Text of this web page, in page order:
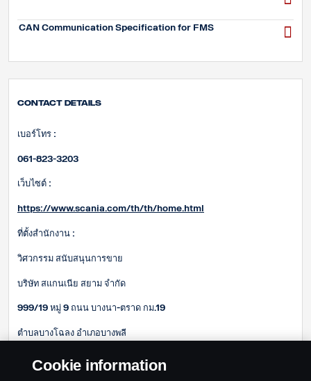
CAN Communication Specification for FMS
Contact Details
เบอร์โทร :
061-823-3203
เว็บไซต์ :
https://www.scania.com/th/th/home.html
ที่ตั้งสำนักงาน :
วิศวกรรม สนับสนุนการขาย
บริษัท สแกนเนีย สยาม จำกัด
999/19 หมู่ 9 ถนน บางนา-ตราด กม.19
ตำบลบางโฉลง อำเภอบางพลี
จังหวัดสมุทรปราการ 10540
Cookie information